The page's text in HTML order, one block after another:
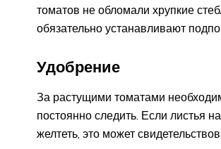
томатов не обломали хрупкие
обязательно устанавливают
Удобрение
За растущими томатами
постоянно следить. Если листья
желтеть, это может